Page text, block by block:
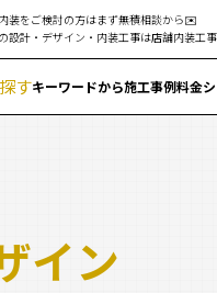
装をご検討の方はまず無積相談から✉️
設計・デザイン・内装工事は店舗内装工
︎探すキーワードから施工事例料金
イン